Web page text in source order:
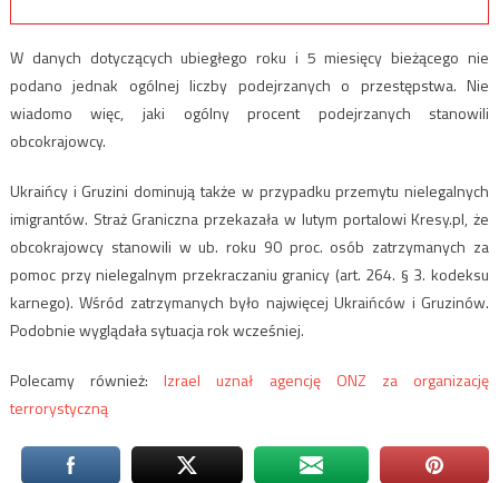
W danych dotyczących ubiegłego roku i 5 miesięcy bieżącego nie
podano jednak ogólnej liczby podejrzanych o przestępstwa. Nie
wiadomo więc, jaki ogólny procent podejrzanych stanowili
obcokrajowcy.
Ukraińcy i Gruzini dominują także w przypadku przemytu nielegalnych
imigrantów. Straż Graniczna przekazała w lutym portalowi Kresy.pl, że
obcokrajowcy stanowili w ub. roku 90 proc. osób zatrzymanych za
pomoc przy nielegalnym przekraczaniu granicy (art. 264. § 3. kodeksu
karnego). Wśród zatrzymanych było najwięcej Ukraińców i Gruzinów.
Podobnie wyglądała sytuacja rok wcześniej.
Polecamy również:Izrael uznał agencję ONZ za organizację
terrorystyczną